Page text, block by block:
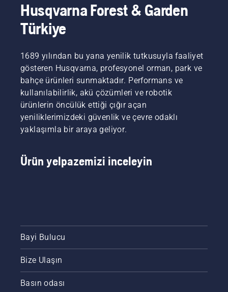
Husqvarna Forest & Garden
Türkiye
1689 yılından bu yana yenilik tutkusuyla faaliyet
gösteren Husqvarna, profesyonel orman, park ve
bahçe ürünleri sunmaktadır. Performans ve
kullanılabilirlik, akü çözümleri ve robotik
ürünlerin öncülük ettiği çığır açan
yeniliklerimizdeki güvenlik ve çevre odaklı
yaklaşımla bir araya geliyor.
Ürün yelpazemizi inceleyin
Bayi Bulucu
Bize Ulaşın
Basın odası